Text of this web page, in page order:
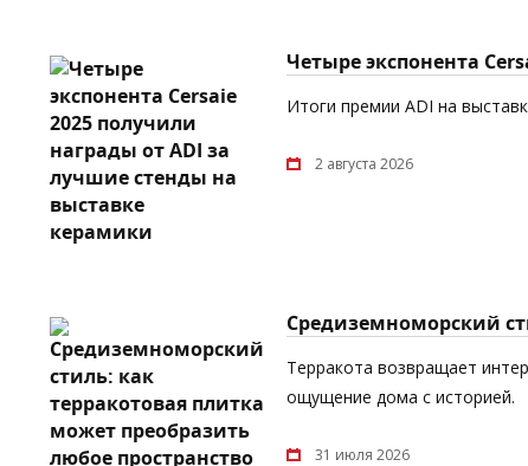
Четыре экспонента
Итоги премии ADI на
2 августа 2026
Средиземноморский
Терракота возвращает
ощущение дома с историей.
31 июля 2026